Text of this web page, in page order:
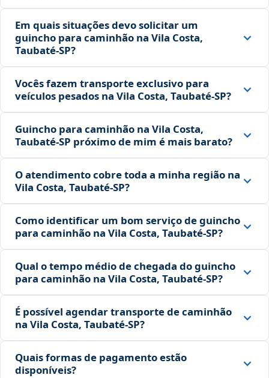
Em quais situações devo solicitar um
guincho para caminhão na Vila Costa,
Taubaté‑SP?
Vocês fazem transporte exclusivo para
veículos pesados na Vila Costa, Taubaté‑SP?
Guincho para caminhão na Vila Costa,
Taubaté‑SP próximo de mim é mais barato?
O atendimento cobre toda a minha região na
Vila Costa, Taubaté‑SP?
Como identificar um bom serviço de guincho
para caminhão na Vila Costa, Taubaté‑SP?
Qual o tempo médio de chegada do guincho
para caminhão na Vila Costa, Taubaté‑SP?
É possível agendar transporte de caminhão
na Vila Costa, Taubaté‑SP?
Quais formas de pagamento estão
disponíveis?